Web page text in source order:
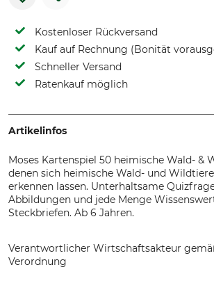
Kostenloser Rückversand
Kauf auf Rechnung (Bonität
Schneller Versand
Ratenkauf möglich
Artikelinfos
Moses Kartenspiel 50 heimische Wald- &
denen sich heimische Wald- und
erkennen lassen. Unterhaltsame
Abbildungen und jede Menge
Steckbriefen. Ab 6 Jahren.
Verantwortlicher Wirtschaftsakteur
Verordnung